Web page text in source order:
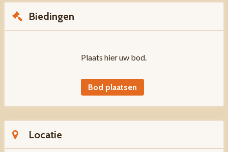
Biedingen
Plaats hier uw bod.
Bod plaatsen
Locatie